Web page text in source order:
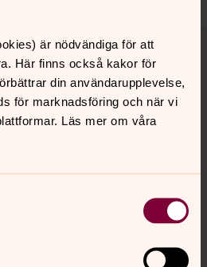
är nödvändiga för att
Här finns också kakor för
din användarupplevelse,
för marknadsföring och när vi
Läs mer om våra